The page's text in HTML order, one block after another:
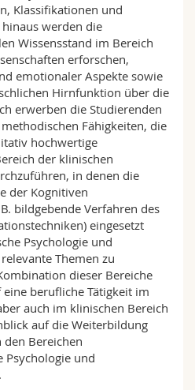
Klassifikationen und
werden die
Wissensstand im Bereich
erforschen,
emotionaler Aspekte sowie
Hirnfunktion über die
erwerben die Studierenden
Fähigkeiten, die
hochwertige
der klinischen
in denen die
der Kognitiven
bildgebende Verfahren des
eingesetzt
Psychologie und
Themen zu
dieser Bereiche
berufliche Tätigkeit im
auch im klinischen Bereich
auf die Weiterbildung
den Bereichen
Psychologie und